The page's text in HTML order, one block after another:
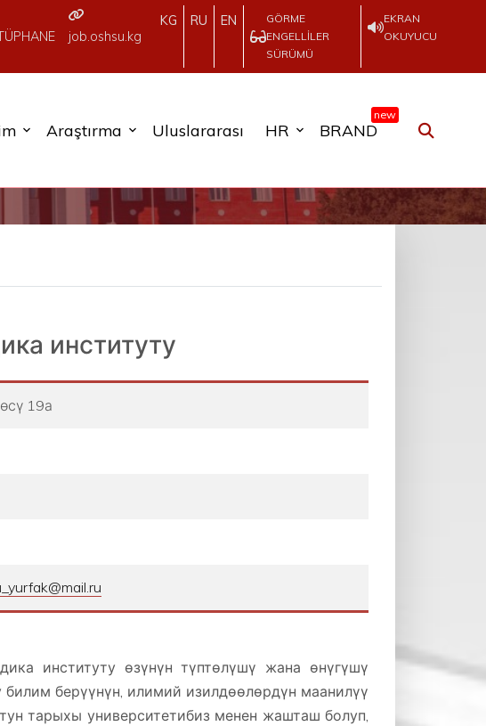
job.oshsu.kg
KG RU EN
GÖRME
ENGELLILER
SÜRÜMÜ
EKRAN
OKUYUCU
Araştırma Uluslararası HR BRAND
new
институту
19а
институту өзүнүн түптөлүшү жана өнүгүшү
берүүнүн, илимий изилдөөлөрдүн маанилүү
тарыхы университетибиз менен жашташ болуп,